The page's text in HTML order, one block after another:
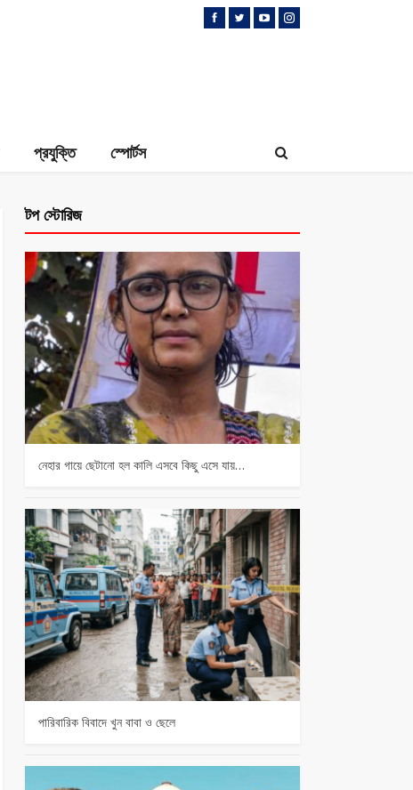
প্রযুক্তি স্পোর্টস
টপ স্টোরিজ
নেহার গায়ে ছেটানো হল কালি এসবে কিছু এসে যায়…
পারিবারিক বিবাদে খুন বাবা ও ছেলে